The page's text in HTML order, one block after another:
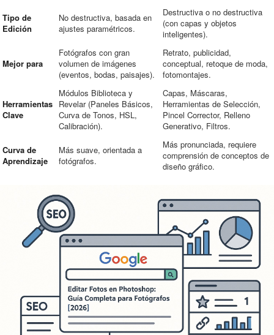
Tipo de
Edición
No destructiva, basada en
ajustes paramétricos.
Destructiva o no destructiva
(con capas y objetos
inteligentes).
Mejor para
Fotógrafos con gran
volumen de imágenes
(eventos, bodas, paisajes).
Retrato, publicidad,
conceptual, retoque de moda,
fotomontajes.
Herramientas
Clave
Módulos Biblioteca y
Revelar (Paneles Básicos,
Curva de Tonos, HSL,
Calibración).
Capas, Máscaras,
Herramientas de Selección,
Pincel Corrector, Relleno
Generativo, Filtros.
Curva de
Aprendizaje
Más suave, orientada a
fotógrafos.
Más pronunciada, requiere
comprensión de conceptos de
diseño gráfico.